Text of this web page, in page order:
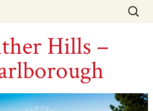
Melhores Vinhos da
e África do Sul
Hills –